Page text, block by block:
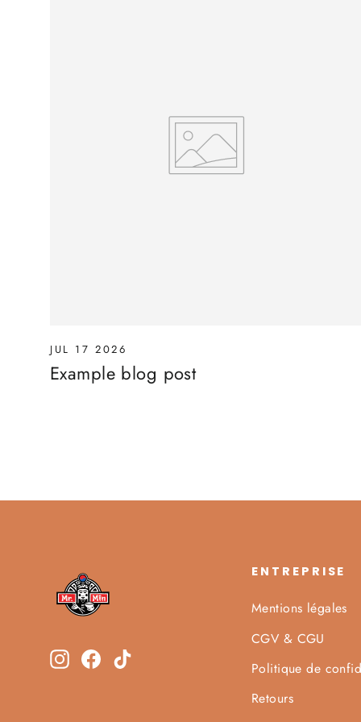
JUL 17 2026
Example blog post
Instagram
Facebook
ENTREPRISE
Mentions légales
CGV & CGU
Politique de
Retours